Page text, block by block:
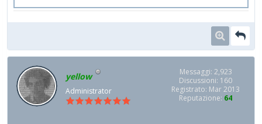
yellow
Administrator
Messaggi: 2,923
Discussioni: 160
Registrato: Mar 2013
Reputazione: 64